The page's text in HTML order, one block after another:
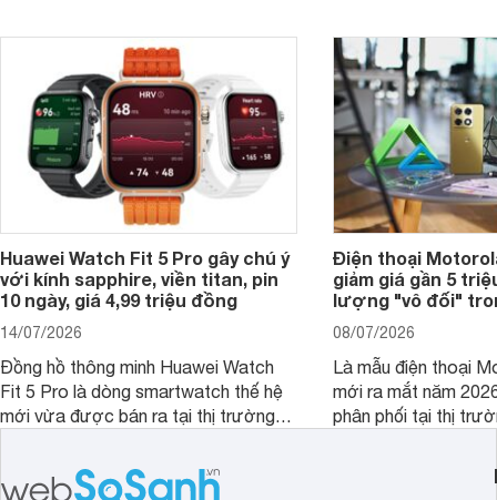
Huawei Watch Fit 5 Pro gây chú ý
với kính sapphire, viền titan, pin
10 ngày, giá 4,99 triệu đồng
14/07/2026
Đồng hồ thông minh Huawei Watch
Fit 5 Pro là dòng smartwatch thế hệ
mới vừa được bán ra tại thị trường
huy thế mạnh từ thế hệ tiền nhiệm với
thiết kế thời thượng cùng nhiều tính
Điện thoại
giảm giá gần 5
lượng "vô đối"
08/07/2026
Là mẫu điện thoại
mới ra mắt năm
phân phối tại thị
khúc cao cấp. Hiện
được nhiều đại lý